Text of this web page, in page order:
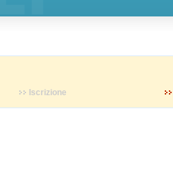
Iscrizione